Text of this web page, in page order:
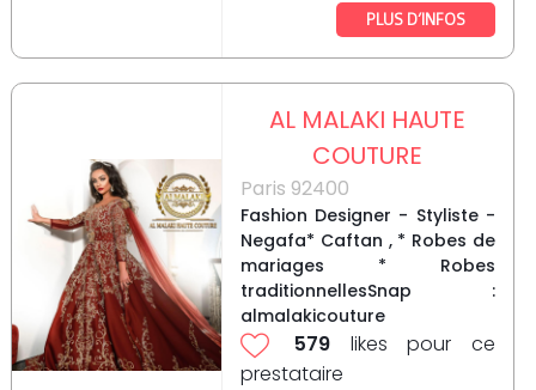
PLUS D’INFOS
AL MALAKI HAUTE
COUTURE
Paris 92400
Fashion Designer - Styliste -
Negafa* Caftan , * Robes de
mariages * Robes
traditionnellesSnap :
almalakicouture
579 likes pour ce
prestataire